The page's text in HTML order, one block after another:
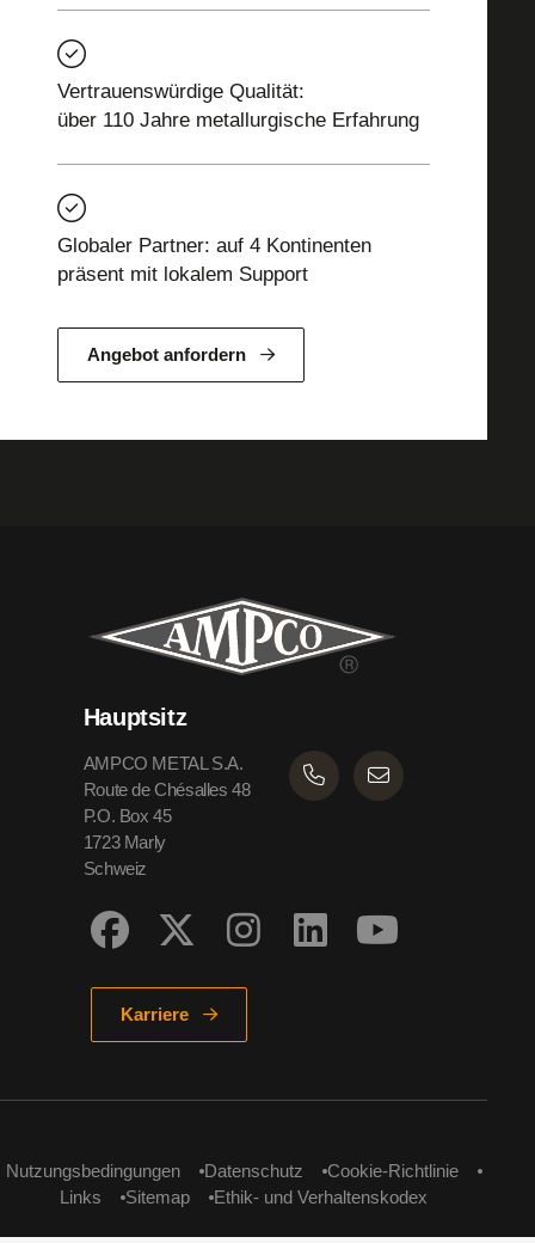
Vertrauenswürdige Qualität:
über 110 Jahre metallurgische Erfahrung
Globaler Partner: auf 4 Kontinenten
präsent mit lokalem Support
Angebot anfordern
Hauptsitz
AMPCO METAL S.A.
Route de Chésalles 48
P.O. Box 45
1723 Marly
Schweiz
Karriere
Nutzungsbedingungen Datenschutz
Cookie-Richtlinie
Links
Sitemap Ethik- und Verhaltenskodex